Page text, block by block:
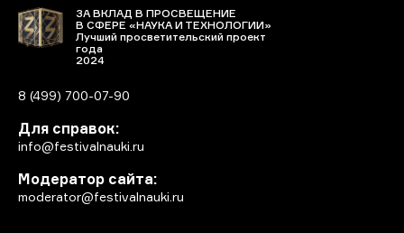
ЗА ВКЛАД В ПРОСВЕЩЕНИЕ
В СФЕРЕ «НАУКА И ТЕХНОЛОГИИ»
Лучший просветительский проект
года
2024
8 (499) 700-07-90
Для справок:
info@festivalnauki.ru
Модератор сайта:
moderator@festivalnauki.ru